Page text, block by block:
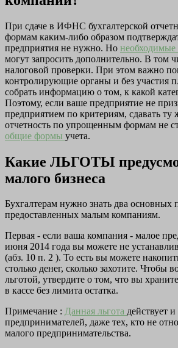
При сдаче в ИФНС бухгалтерской
формам каким-либо образом
предприятия не нужно. Но необходимые
могут запросить дополнительно. В том
налоговой проверки. При этом важно
контролирующие органы и без участия
собрать информацию о том, к какой
Поэтому, если ваше предприятие не
предприятием по критериям, сдавать ту
отчетность по упрощенным формам не
общие формы учета.
Какие ЛЬГОТЫ
малого бизнеса
Бухгалтерам нужно знать два основных
предоставленных малым компаниям.
Первая - если ваша компания - малое
июня 2014 года вы можете не
(абз. 10 п. 2 ). То есть вы можете
столько денег, сколько захотите. Чтобы
льготой, утвердите о том, что вы храните
в кассе без лимита остатка.
Примечание : Данная льгота действует
предпринимателей, даже тех, кто не
малого предпринимательства.